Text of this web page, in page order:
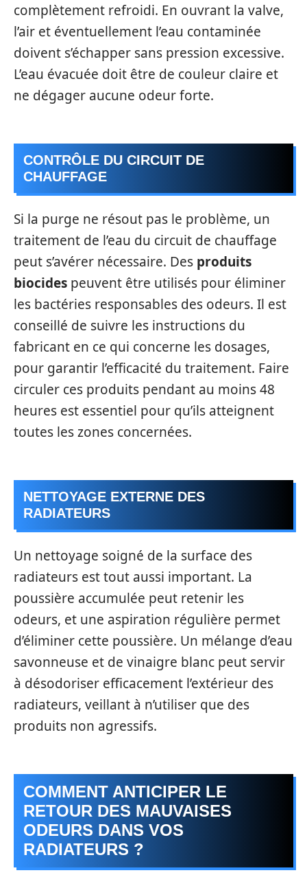
complètement refroidi. En ouvrant la valve,
l’air et éventuellement l’eau contaminée
doivent s’échapper sans pression excessive.
L’eau évacuée doit être de couleur claire et
ne dégager aucune odeur forte.
CONTRÔLE DU CIRCUIT DE
CHAUFFAGE
Si la purge ne résout pas le problème, un
traitement de l’eau du circuit de chauffage
peut s’avérer nécessaire. Des produits
biocides peuvent être utilisés pour éliminer
les bactéries responsables des odeurs. Il est
conseillé de suivre les instructions du
fabricant en ce qui concerne les dosages,
pour garantir l’efficacité du traitement. Faire
circuler ces produits pendant au moins 48
heures est essentiel pour qu’ils atteignent
toutes les zones concernées.
NETTOYAGE EXTERNE DES
RADIATEURS
Un nettoyage soigné de la surface des
radiateurs est tout aussi important. La
poussière accumulée peut retenir les
odeurs, et une aspiration régulière permet
d’éliminer cette poussière. Un mélange d’eau
savonneuse et de vinaigre blanc peut servir
à désodoriser efficacement l’extérieur des
radiateurs, veillant à n’utiliser que des
produits non agressifs.
COMMENT ANTICIPER LE
RETOUR DES MAUVAISES
ODEURS DANS VOS
RADIATEURS ?